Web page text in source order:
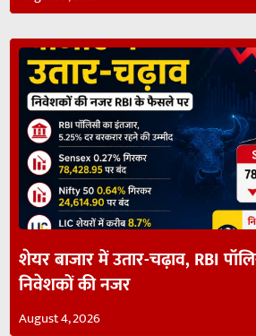
शेयर बाजार में उतार-चढ़ाव, RBI
निवेशकों की नजर
August 4, 2026